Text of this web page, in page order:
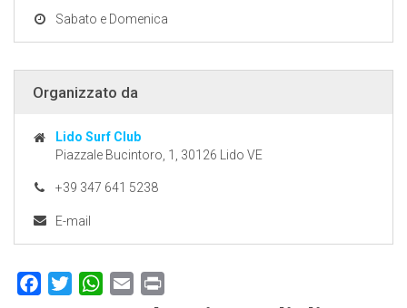
Sabato e Domenica
Organizzato da
Lido Surf Club
Piazzale Bucintoro, 1, 30126 Lido VE
+39 347 641 5238
E-mail
FacebookTwitterWhatsApp
Email